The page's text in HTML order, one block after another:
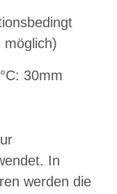
möglich)
30mm
In
werden die